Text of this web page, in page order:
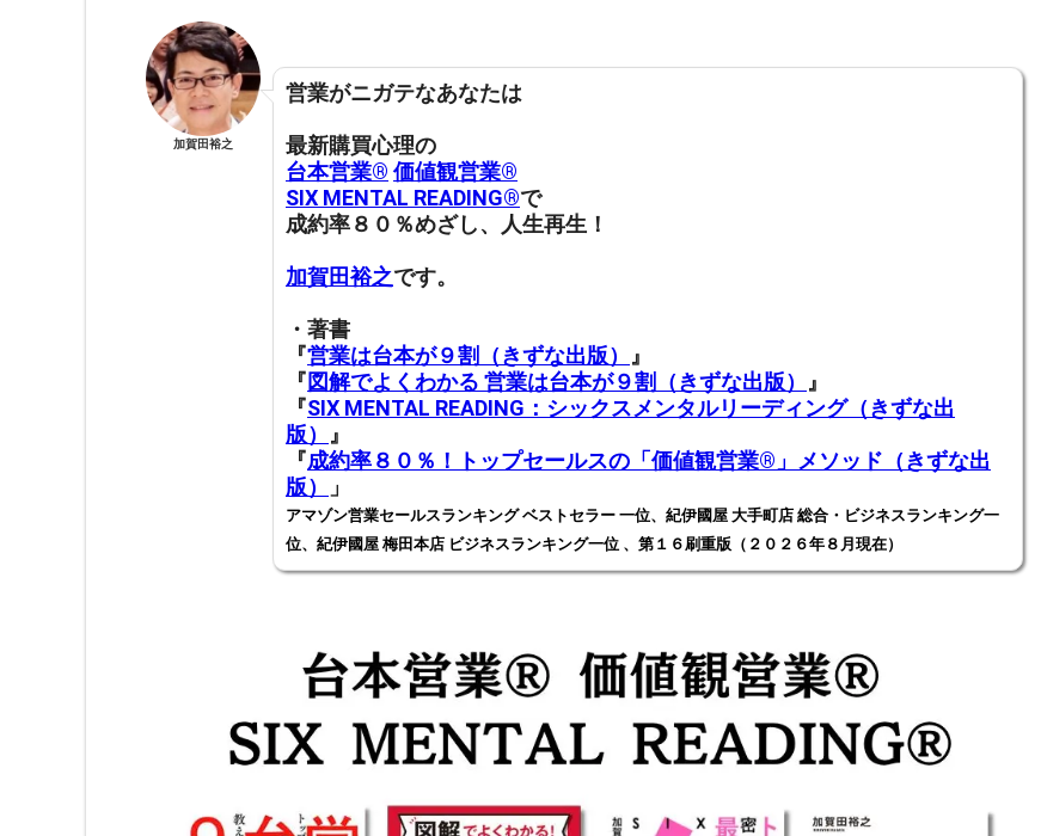
加賀田裕之
営業がニガテなあなたは
最新購買心理の
台本営業®︎ 価値観営業®︎
SIX MENTAL READING®︎で
成約率８０％めざし、人生再生！
加賀田裕之です。
・著書
『営業は台本が９割（きずな出版）
』
『図解でよくわかる 営業は台本が９割（きずな出版）
』
『SIX MENTAL READING：シックスメンタルリーディング（きずな出
版）
』
『成約率８０％！トップセールスの「価値観営業®️」メソッド（きずな出
版）
」
アマゾン営業セールスランキング ベストセラー 一位、紀伊國屋 大手町店 総合・ビジネスランキング一
位、紀伊國屋 梅田本店 ビジネスランキング一位 、第１６刷重版（２０２６年８月現在）